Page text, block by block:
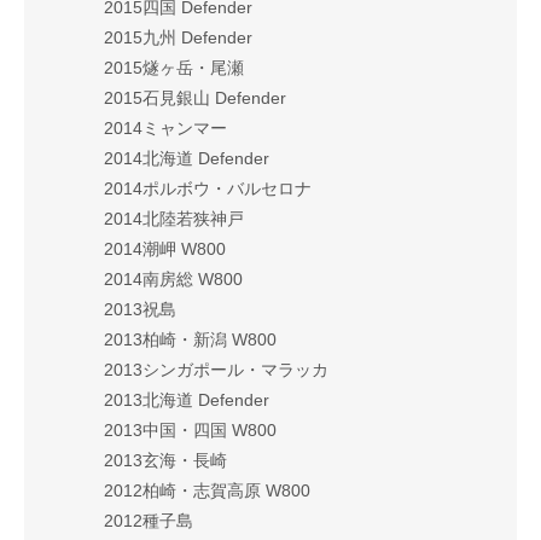
2015四国 Defender
2015九州 Defender
2015燧ヶ岳・尾瀬
2015石見銀山 Defender
2014ミャンマー
2014北海道 Defender
2014ポルボウ・バルセロナ
2014北陸若狭神戸
2014潮岬 W800
2014南房総 W800
2013祝島
2013柏崎・新潟 W800
2013シンガポール・マラッカ
2013北海道 Defender
2013中国・四国 W800
2013玄海・長崎
2012柏崎・志賀高原 W800
2012種子島